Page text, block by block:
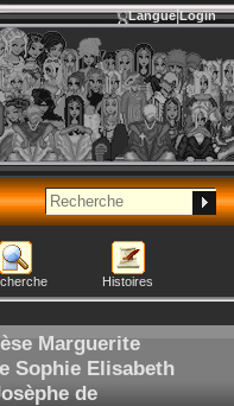
Langue Login
Histoires
Marguerite
Sophie Elisabeth
de